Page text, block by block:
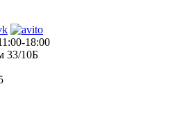
18:00
33/10Б